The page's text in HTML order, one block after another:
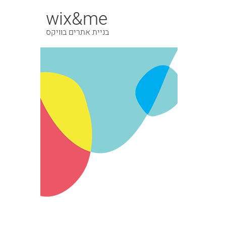
wix&me
בניית אתרים בוויקס